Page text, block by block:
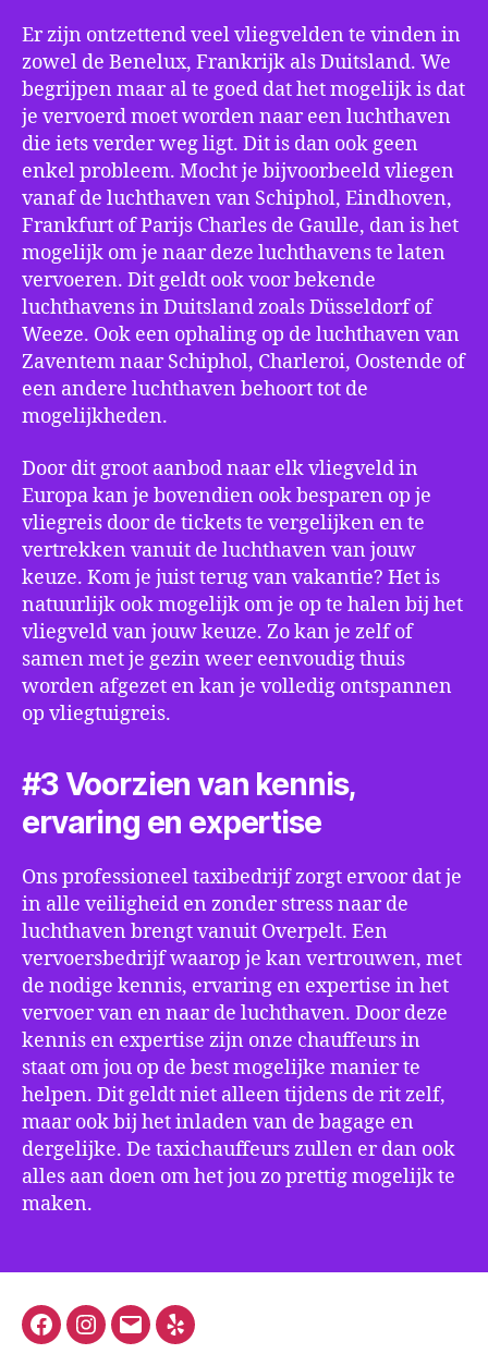
Er zijn ontzettend veel vliegvelden te vinden in
zowel de Benelux, Frankrijk als Duitsland. We
begrijpen maar al te goed dat het mogelijk is dat
je vervoerd moet worden naar een luchthaven
die iets verder weg ligt. Dit is dan ook geen
enkel probleem. Mocht je bijvoorbeeld vliegen
vanaf de luchthaven van Schiphol, Eindhoven,
Frankfurt of Parijs Charles de Gaulle, dan is het
mogelijk om je naar deze luchthavens te laten
vervoeren. Dit geldt ook voor bekende
luchthavens in Duitsland zoals Düsseldorf of
Weeze. Ook een ophaling op de luchthaven van
Zaventem naar Schiphol, Charleroi, Oostende of
een andere luchthaven behoort tot de
mogelijkheden.
Door dit groot aanbod naar elk vliegveld in
Europa kan je bovendien ook besparen op je
vliegreis door de tickets te vergelijken en te
vertrekken vanuit de luchthaven van jouw
keuze. Kom je juist terug van vakantie? Het is
natuurlijk ook mogelijk om je op te halen bij het
vliegveld van jouw keuze. Zo kan je zelf of
samen met je gezin weer eenvoudig thuis
worden afgezet en kan je volledig ontspannen
op vliegtuigreis.
#3 Voorzien van kennis,
ervaring en expertise
Ons professioneel taxibedrijf zorgt ervoor dat je
in alle veiligheid en zonder stress naar de
luchthaven brengt vanuit Overpelt. Een
vervoersbedrijf waarop je kan vertrouwen, met
de nodige kennis, ervaring en expertise in het
vervoer van en naar de luchthaven. Door deze
kennis en expertise zijn onze chauffeurs in
staat om jou op de best mogelijke manier te
helpen. Dit geldt niet alleen tijdens de rit zelf,
maar ook bij het inladen van de bagage en
dergelijke. De taxichauffeurs zullen er dan ook
alles aan doen om het jou zo prettig mogelijk te
maken.
FacebookInstagram
E-
Yelp